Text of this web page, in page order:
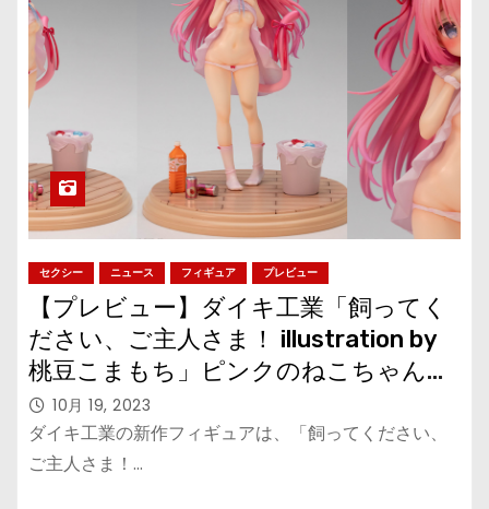
セクシー ニュース フィギュア プレビュー
【プレビュー】ダイキ工業「飼ってく
ださい、ご主人さま！ illustration by
桃豆こまもち」ピンクのねこちゃんを
立体化！
10月 19, 2023
ダイキ工業の新作フィギュアは、「飼ってください、
ご主人さま！…